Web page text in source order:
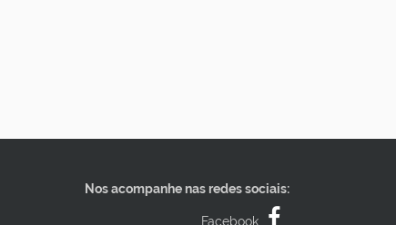
Nos acompanhe nas redes sociais:
Facebook